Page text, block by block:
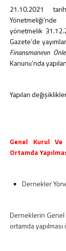
2024 - Sirküler
2023 - Sirküler
2022 - Sirküler
2021 - Sirküler
2020 - Sirküler
2019 - Sirküler
2016 - Sirküler
Vergi ve
İşe Başlama-
Hadler ve Tutarlar
Beyanname
Ba, Bs Formları
21.10.2021
yönetmelik
Gazete’de
Finansmanının
Kanunu’nda
Yapılan
Genel Kurul Ve
Ortamda
Dernekler
Derneklerin Genel
ortamda